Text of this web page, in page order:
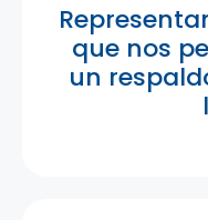
que nos
un